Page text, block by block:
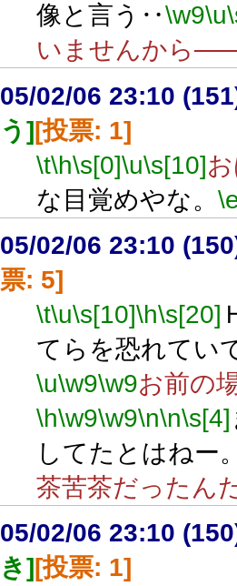
像と言う‥\w9\u
いませんから
05/02/06 23:10
う][投票: 1]
\t\h\s[0]\u\s[10]
な目覚めやな。
05/02/06 23:10
票: 5]
\t\u\s[10]\h\s[20]
てらを恐れてい
\u\w9\w9お前の
\h\w9\w9\n\n\s[4]
してたとはねー
茶苦茶だったん
05/02/06 23:10
き][投票: 1]